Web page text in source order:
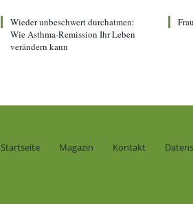
Wieder unbeschwert durchatmen:
Wie Asthma-Remission Ihr Leben
verändern kann
Startseite Magazin Kontakt